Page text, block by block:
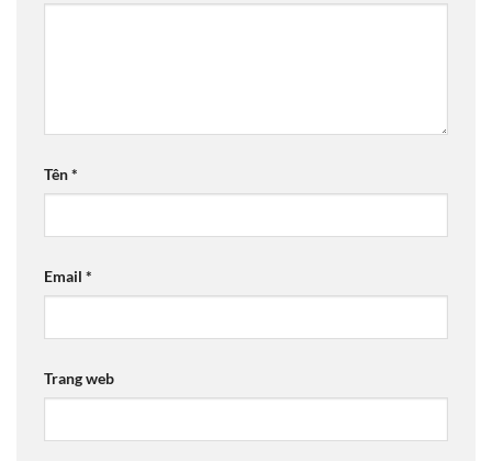
Tên*
Email *
Trang web